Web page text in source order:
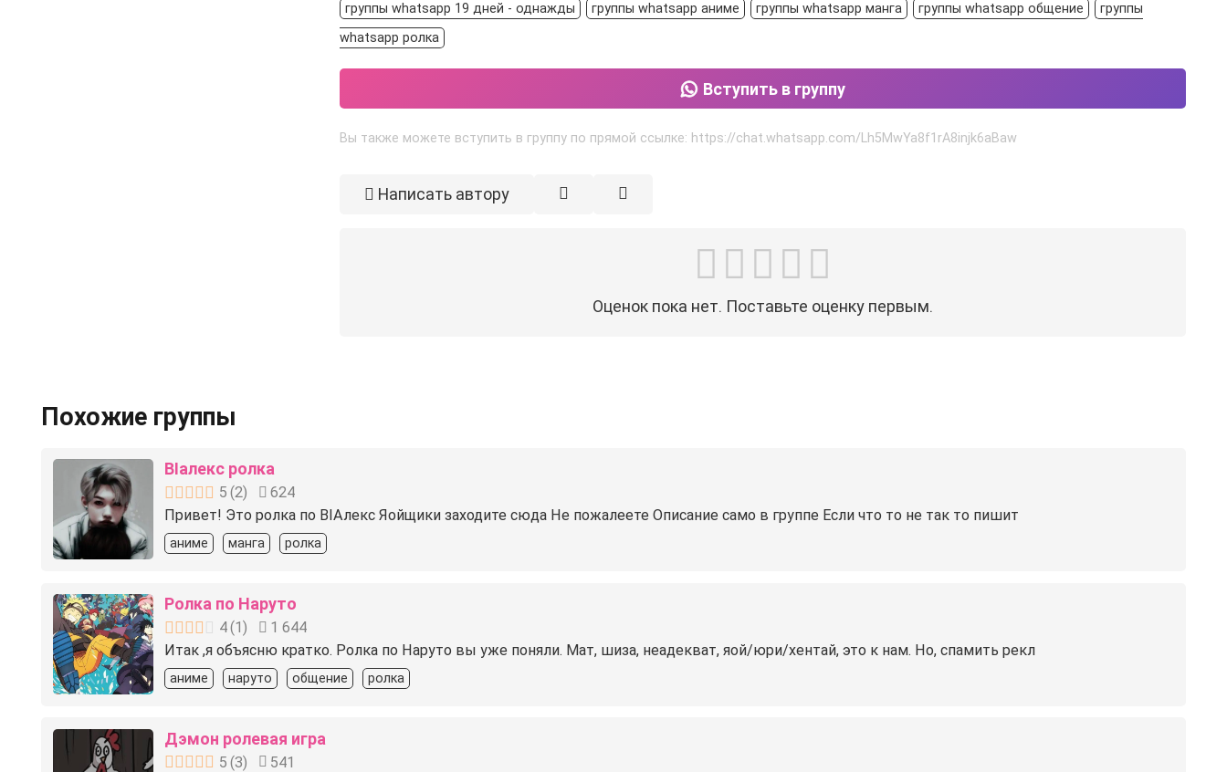
группы whatsapp 19 дней - однажды группы whatsapp аниме группы whatsapp манга группы whatsapp общение
группы
whatsapp ролка
Вступить в группу
Вы также можете вступить в группу по прямой ссылке: https://chat.whatsapp.com/Lh5MwYa8f1rA8injk6aBaw
Написать автору
Оценок пока нет. Поставьте оценку первым.
Похожие группы
BIалекс ролка
5 (2)
624
Привет! Это ролка по BIАлекс Яойщики заходите сюда Не пожалеете Описание само в группе Если что то не так то пишит
аниме манга ролка
Ролка по Наруто
4(1)
1 644
Итак ,я объясню кратко. Ролка по Наруто вы уже поняли. Мат, шиза, неадекват, яой/юри/хентай, это к нам. Но, спамить рекл
аниме наруто общение ролка
Дэмон ролевая игра
5 (3)
541